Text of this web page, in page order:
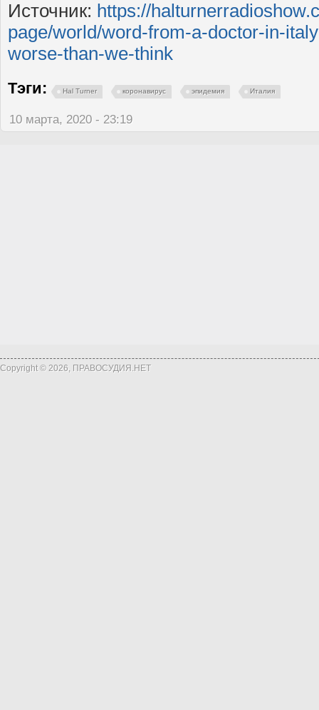
Источник: https://
page/world/word-from-a-doctor-in-
worse-than-we-think
Тэги: Hal Turner коронавирус эпидемия Италия
10 марта, 2020 - 23:19
Copyright © 2026, ПРАВОСУДИЯ.НЕТ